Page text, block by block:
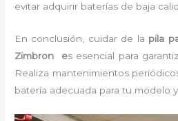
evitar adquirir baterías de baja
En conclusión, cuidar de la pila
Zimbron es esencial para
Realiza mantenimientos
batería adecuada para tu modelo